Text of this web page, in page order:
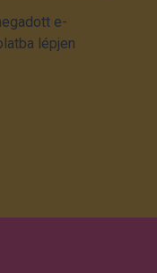
e-
lépjen